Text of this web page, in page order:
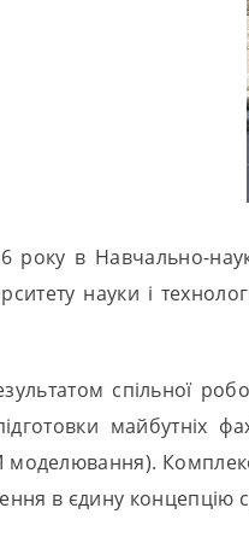
року в Навчально-
науки і
спільної
майбутніх
в єдину концепцію